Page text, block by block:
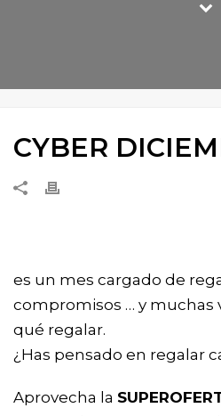
CYBER
es un mes cargado de
compromisos … y muchas
qué regalar.
¿Has pensado en regalar
Aprovecha la